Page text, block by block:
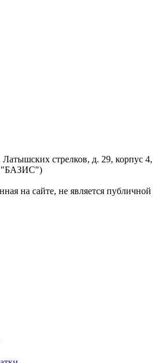
Латышских стрелков, д. 29, корпус 4,
"БАЗИС")
на сайте, не является публичной